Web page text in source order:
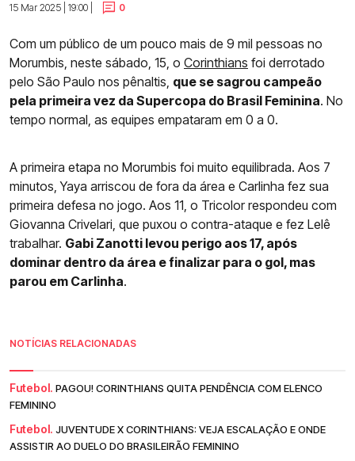
15 Mar 2025 | 19:00 |
0
Com um público de um pouco mais de 9 mil pessoas no
Morumbis, neste sábado, 15, o Corinthians foi derrotado
pelo São Paulo nos pênaltis, que se sagrou campeão
pela primeira vez da Supercopa do Brasil Feminina. No
tempo normal, as equipes empataram em 0 a 0.
A primeira etapa no Morumbis foi muito equilibrada. Aos 7
minutos, Yaya arriscou de fora da área e Carlinha fez sua
primeira defesa no jogo. Aos 11, o Tricolor respondeu com
Giovanna Crivelari, que puxou o contra-ataque e fez Lelê
trabalhar. Gabi Zanotti levou perigo aos 17, após
dominar dentro da área e finalizar para o gol, mas
parou em Carlinha.
NOTÍCIAS RELACIONADAS
Futebol. PAGOU! CORINTHIANS QUITA PENDÊNCIA COM ELENCO
FEMININO
Futebol. JUVENTUDE X CORINTHIANS: VEJA ESCALAÇÃO E ONDE
ASSISTIR AO DUELO DO BRASILEIRÃO FEMININO